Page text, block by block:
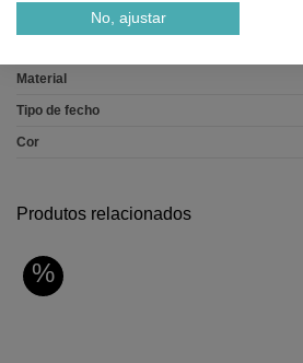
Dados do produto
Material
Tipo de fecho
Cor
Produtos relacionados
%
No, ajustar